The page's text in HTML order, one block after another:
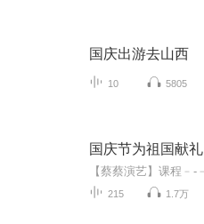
国庆出游去山西
10 5805
国庆节为祖国献礼
215 1.7万